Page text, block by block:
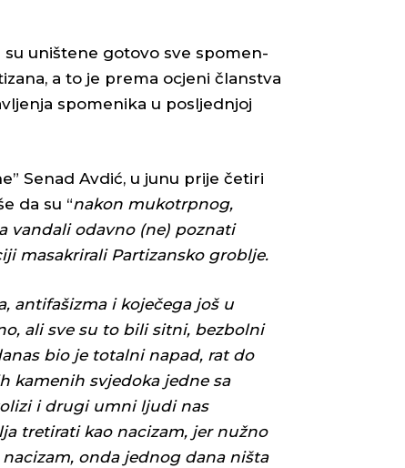
uništene gotovo sve spomen-
a to je prema ocjeni članstva
spomenika u posljednjoj
Senad Avdić, u junu prije četiri
da su “nakon mukotrpnog,
vandali odavno (ne) poznati
masakrirali Partizansko groblje.
antifašizma i koječega još u
ali sve su to bili sitni, bezbolni
bio je totalni napad, rat do
kamenih svjedoka jedne sa
i drugi umni ljudi nas
tretirati kao nacizam, jer nužno
onda jednog dana ništa